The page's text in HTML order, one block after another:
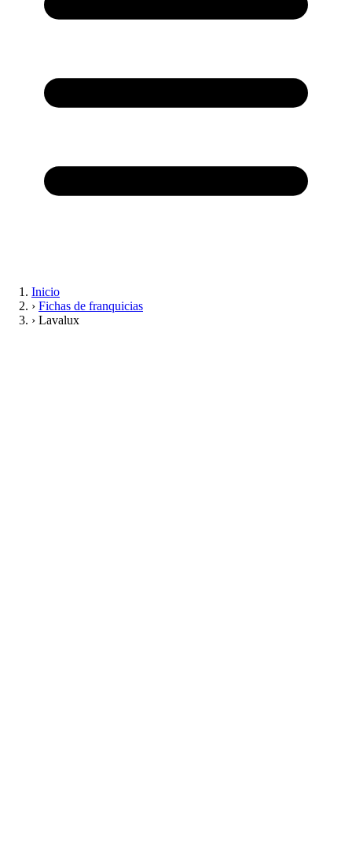
Inicio
› Fichas de franquicias
› Lavalux